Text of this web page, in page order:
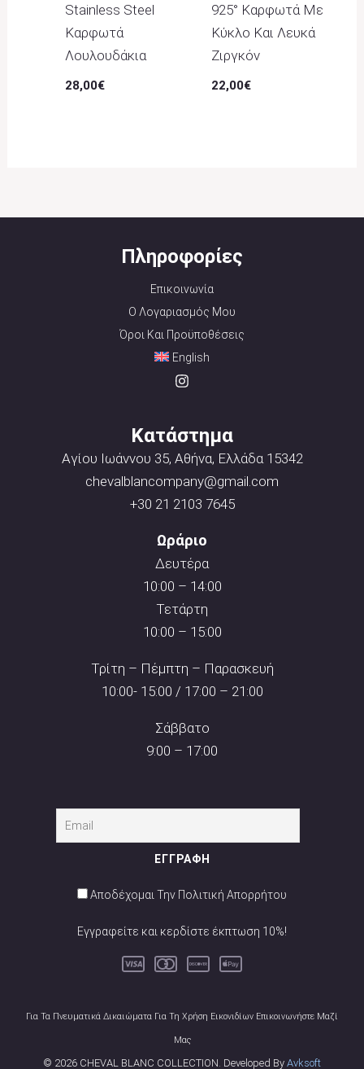
Stainless Steel
Καρφωτά
Λουλουδάκια
28,00€
925° Καρφωτά Με
Κύκλο Και Λευκά
Ζιργκόν
22,00€
Πληροφορίες
Επικοινωνία
Ο Λογαριασμός Μου
Όροι Και Προϋποθέσεις
English
Κατάστημα
Αγίου Ιωάννου 35, Αθήνα, Ελλάδα 15342
chevalblancompany@gmail.com
+30 21 2103 7645
Ωράριο
Δευτέρα
10:00 – 14:00
Τετάρτη
10:00 – 15:00
Τρίτη – Πέμπτη – Παρασκευή
10:00- 15:00 / 17:00 – 21:00
Σάββατο
9:00 – 17:00
Αποδέχομαι Την Πολιτική Απορρήτου
Εγγραφείτε και κερδίστε έκπτωση 10%!
Για Τα Πνευματικά Δικαιώματα Για Τη Χρήση Εικονιδίων Επικοινωνήστε Μαζί
Μας
© 2026 CHEVAL BLANC COLLECTION. Developed By Avksoft